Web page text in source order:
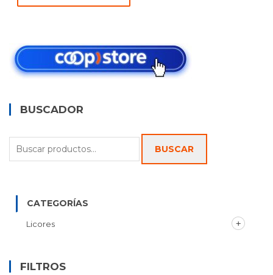
BUSCADOR
Buscar
por:
BUSCAR
CATEGORÍAS
Licores
FILTROS